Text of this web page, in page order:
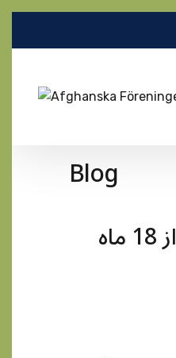
Blog
يک خانواده افغان که قبلاٌ نشان انگشت يونان را داشت بعد از 18 ماه